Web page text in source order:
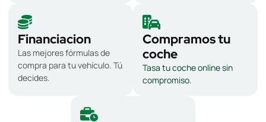
Financiacion
Las mejores fórmulas de
compra para tu vehículo. Tú
decides.
Compramos tu
coche
Tasa tu coche online sin
compromiso.